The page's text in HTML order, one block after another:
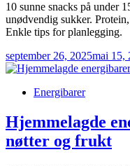
10 sunne snacks på under
unødvendig sukker.
Enkle tips for planlegging.
september 26, 2025mai 15,
PostedEnergibarer
Hjemmelagde
nøtter og frukt